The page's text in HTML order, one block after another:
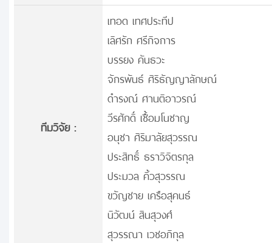
ทีมวิจัย :
เทอด เทศประทีป
เลิศรัก ศรีกิจการ
บรรยง คันธวะ
จักรพันธ์ ศิริธัญญาลักษณ์
ดำรงณ์ ศานติอาวรณ์
วีรศักดิ์ เชื้อมโนชาญ
อนุชา ศิริมาลัยสุวรรณ
ประสิทธิ์ ธราวิจิตรกุล
ประมวล คิ้วสุวรรณ
ขวัญชาย เครือสุคนธ์
นิวัฒน์ สินสุวงศ์
สุวรรณา เวชอภิกุล